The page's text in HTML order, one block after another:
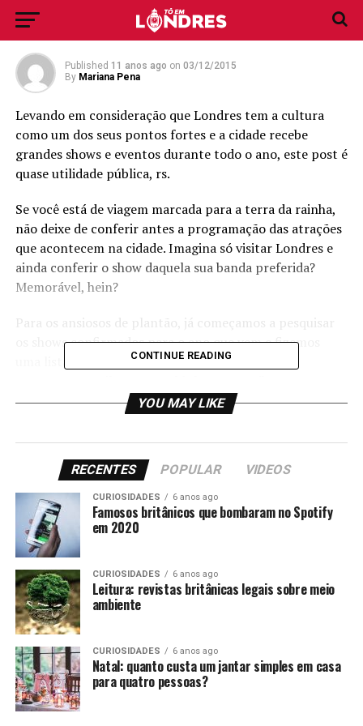
2016
Published 11 anos ago on 03/12/2015
By Mariana Pena
Levando em consideração que Londres tem a cultura
como um dos seus pontos fortes e a cidade recebe
grandes shows e eventos durante todo o ano, este post é
quase utilidade pública, rs.
Se você está de viagem marcada para a terra da rainha,
não deixe de conferir antes a programação das atrações
que acontecem na cidade. Imagina só visitar Londres e
ainda conferir o show daquela sua banda preferida?
Memorável, hein?
Para os ansiosos de plantão, já começamos a pesquisar
os shows confirmados para o ano que vem e fizemos
uma lista das principais atrações de 2016 (até o
NBA Global
Games
The O2 Arena
Cirque Du Soleil
(Amaluna)
Royal Albert Hall
The Corrs
The O2 Arena
Motorhead
Eventim Apollo
29 e 30/01/2016
Jason Derulo
The Who
SSE Arena,
Wembley
UFC The O2 Arena
The X Factor Live
CONTINUE READING
YOU MAY LIKE
RECENTES POPULAR VIDEOS
CURIOSIDADES 6 anos ago
Famosos britânicos que bombaram no Spotify
em 2020
CURIOSIDADES 6 anos ago
Leitura: revistas britânicas legais sobre meio
ambiente
CURIOSIDADES 6 anos ago
Natal: quanto custa um jantar simples em casa
para quatro pessoas?